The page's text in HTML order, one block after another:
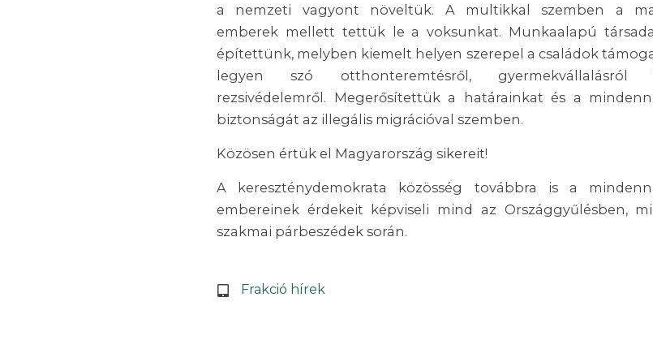
a nemzeti vagyont növeltük. A multikkal szemben a
emberek mellett tettük le a voksunkat. Munkaalapú
építettünk, melyben kiemelt helyen szerepel a családok
legyen szó otthonteremtésről, gyermekvállalásról
rezsivédelemről. Megerősítettük a határainkat és a
biztonságát az illegális migrációval szemben.
Közösen értük el Magyarország sikereit!
A kereszténydemokrata közösség továbbra is a
embereinek érdekeit képviseli mind az Országgyűlésben,
szakmai párbeszédek során.
Frakció hírek